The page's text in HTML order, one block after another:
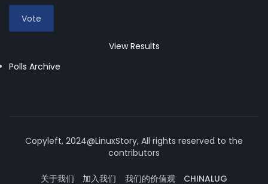
View Results
Polls Archive
Copyleft, 2024@LinuxStory, All rights reserved to the
contributors
关于我们 加入我们 我们的价值观 CHINALUG